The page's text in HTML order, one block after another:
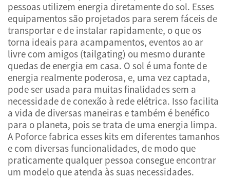
Serviços
Notícias
Contacte-nos
pessoas utilizem energia diretamente do sol. Esses
equipamentos são projetados para serem fáceis de
transportar e de instalar rapidamente, o que os
torna ideais para acampamentos, eventos ao ar
livre com amigos (tailgating) ou mesmo durante
quedas de energia em casa. O sol é uma fonte de
energia realmente poderosa, e, uma vez captada,
pode ser usada para muitas finalidades sem a
necessidade de conexão à rede elétrica. Isso facilita
a vida de diversas maneiras e também é benéfico
para o planeta, pois se trata de uma energia limpa.
A Poforce fabrica esses kits em diferentes tamanhos
e com diversas funcionalidades, de modo que
praticamente qualquer pessoa consegue encontrar
um modelo que atenda às suas necessidades.